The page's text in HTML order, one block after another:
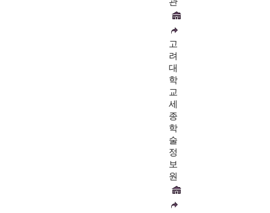
관
고
려
대
학
교
세
종
학
술
정
보
원